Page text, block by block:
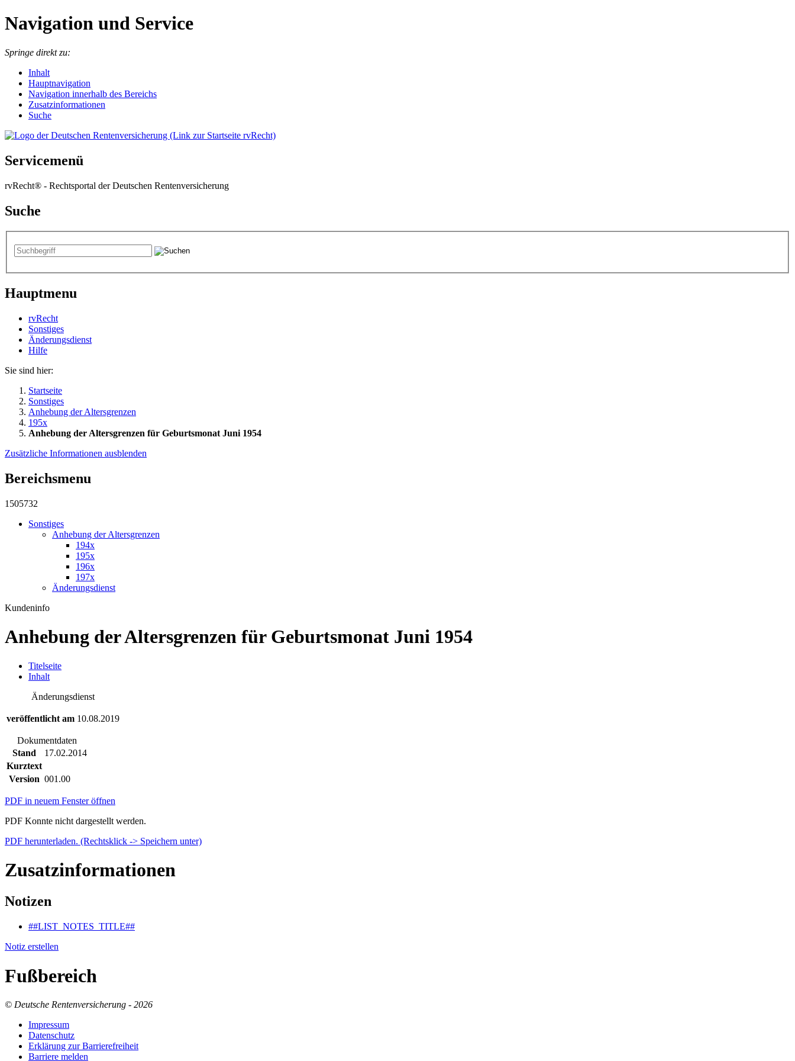
Navigation und Service
Springe direkt zu:
Inhalt
Hauptnavigation
Navigation innerhalb des Bereichs
Zusatzinformationen
Suche
Servicemenü
rvRecht® - Rechtsportal der Deutschen Rentenversicherung
Suche
Hauptmenu
rvRecht
Sonstiges
Änderungsdienst
Hil­fe
Sie sind hier:
Startseite
Sonstiges
Anhebung der Altersgrenzen
195x
Anhebung der Altersgrenzen für Geburtsmonat Juni 1954
Zusätzliche Informationen ausblenden
Bereichsmenu
1505732
Sonstiges
Anhebung der Altersgrenzen
194x
195x
196x
197x
Änderungsdienst
Kundeninfo
Anhebung der Altersgrenzen für Geburtsmonat Juni 1954
Titelseite
Inhalt
Änderungsdienst
veröffentlicht am 10.08.2019
Dokumentdaten
Stand
17.02.2014
Kurztext
Version 001.00
PDF in neuem Fenster öffnen
PDF Konnte nicht dargestellt werden.
PDF herunterladen. (Rechtsklick -> Speichern unter)
Zusatzinformationen
Notizen
##LIST_NOTES_TITLE##
Notiz erstellen
Fußbereich
© Deutsche Rentenversicherung - 2026
Im­pres­s­um
Da­ten­schutz
Er­klä­rung zur Bar­rie­re­frei­heit
Bar­rie­re mel­den